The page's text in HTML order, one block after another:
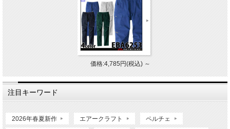
価格:4,785円(税込)～
注目キーワード
2026年春夏新作 エアークラフト ペルチェ